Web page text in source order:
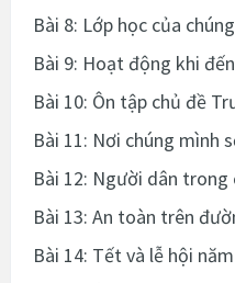
Bài 8: Lớp học của
Bài 9: Hoạt động khi
Bài 10: Ôn tập chủ đề
Bài 11: Nơi chúng mình
Bài 12: Người dân trong
Bài 13: An toàn trên
Bài 14: Tết và lễ hội